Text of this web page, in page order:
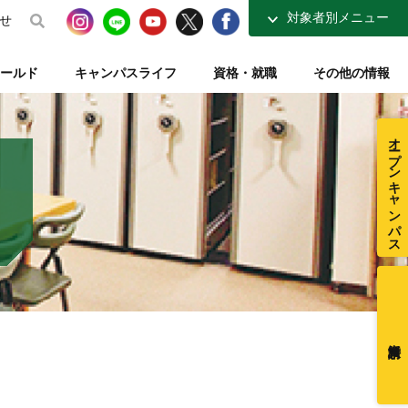
対象者別メニュー
高校生の方へ
社会人・大学生の方へ
在校生ページ
卒業生の方へ
採用ご担当者様へ
コース 夜間コース特集
柔道整復学科 講師紹介 施設・図書室紹介
ター
ュージアム
指定校推薦入試 一般入試【テキスト入試】
ルド
師と整体師の違い
キャンパスライフ
【資格取得を支える】
資格・就職
講座
その他の情報
テレビ・ラジオ放送【元気もりもり学園】
オープンキャンパス